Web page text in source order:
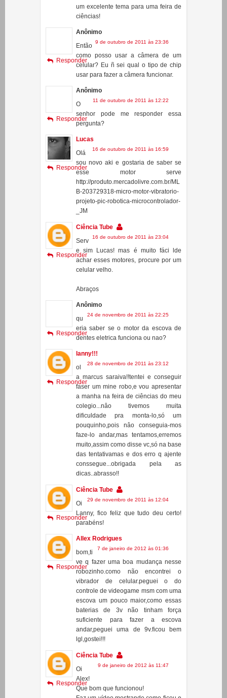
sugiro que procure na internet sobre
inteligencia artificial, esse pode ser
um excelente tema para uma feira de
ciências!
Anônimo
9 de outubro de 2011 às 23:36
Então
como posso usar a câmera de um
celular? Eu ñ sei qual o tipo de chip
usar para fazer a câmera funcionar.
Anônimo
11 de outubro de 2011 às 12:22
O
senhor pode me responder essa
pergunta?
Responder
Lucas
16 de outubro de 2011 às 16:59
Olá
sou novo aki e gostaria de saber se
esse motor serve
http://produto.mercadolivre.com.br/ML
B-203729318-micro-motor-vibratorio-
projeto-pic-robotica-microcontrolador-
Responder
Ciência Tube
16 de outubro de 2011 às 23:04
Serv
e sim Lucas! mas é muito fáci lde
celular velho.
Abraços
Anônimo
24 de novembro de 2011 às 22:25
qu
eria saber se o motor da escova de
dentes eletrica funciona ou nao?
Responder
lanny!!!
28 de novembro de 2011 às 23:12
ol
a marcus saraiva!!tentei e conseguir
faser um mine robo,e vou apresentar
a manha na feira de ciências do meu
colegio...nâo tivemos muita
dificuldade pra monta-lo,só um
pouquinho,pois nâo conseguia-mos
faze-lo andar,mas tentamos,erremos
muito,assim como disse vc,só na base
das tentativamas e dos erro q ajente
conssegue...obrigada pela as
dicas..abrasso!!
Responder
Ciência Tube
29 de novembro de 2011 às 12:04
Oi
Lanny, fico feliz que tudo deu certo!
parabéns!
Responder
Allex Rodrigues
7 de janeiro de 2012 às 01:36
bom,ti
ve q fazer uma boa mudança nesse
robozinho.como não encontrei o
vibrador de celular.peguei o do
controle de videogame msm com uma
escova um pouco maior,como essas
baterias de 3v não tinham força
suficiente para fazer a escova
andar,peguei uma de 9v.ficou bem
lgl,gostei!!!
Responder
Ciência Tube
9 de janeiro de 2012 às 11:47
Oi